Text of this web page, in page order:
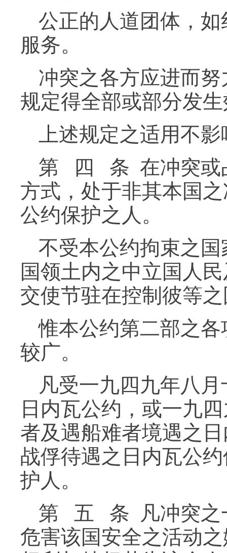
公正的人道团体，
服务。
冲突之各方应进而
规定得全部或部分发
上述规定之适用不
第 四 条 在冲突或
方式，处于非其本国
公约保护之人。
不受本公约拘束之
国领土内之中立国人
交使节驻在控制彼等
惟本公约第二部之
较广。
凡受一九四九年八
日内瓦公约，或一九
者及遇船难者境遇之
战俘待遇之日内瓦公
护人。
第 五 条 凡冲突之
危害该国安全之活动